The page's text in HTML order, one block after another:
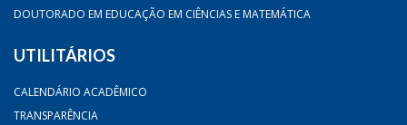
DOUTORADO EM EDUCAÇÃO EM CIÊNCIAS E MATEMÁTICA
UTILITÁRIOS
CALENDÁRIO ACADÊMICO
TRANSPARÊNCIA